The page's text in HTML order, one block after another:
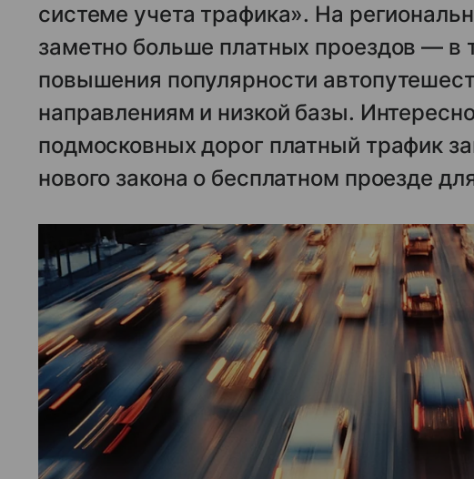
системе учета трафика». На
заметно больше платных проездов — в
повышения популярности
направлениям и низкой базы.
подмосковных дорог платный трафик
нового закона о бесплатном проезде